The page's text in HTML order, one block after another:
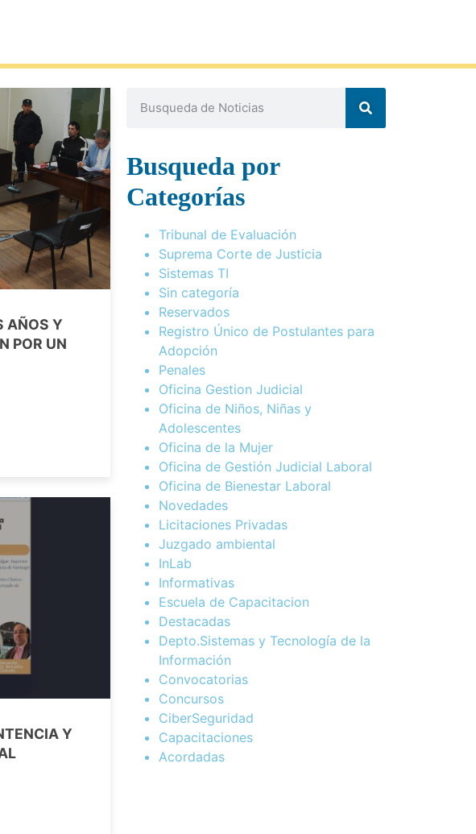
AÑOS Y
POR UN
Y
Busqueda por
Categorías
Tribunal de Evaluación
Suprema Corte de Justicia
Sistemas TI
Sin categoría
Reservados
Registro Único de Postulantes para
Adopción
Penales
Oficina Gestion Judicial
Oficina de Niños, Niñas y
Adolescentes
Oficina de la Mujer
Oficina de Gestión Judicial Laboral
Oficina de Bienestar Laboral
Novedades
Licitaciones Privadas
Juzgado ambiental
InLab
Informativas
Escuela de Capacitacion
Destacadas
Depto.Sistemas y Tecnología de la
Información
Convocatorias
Concursos
CiberSeguridad
Capacitaciones
Acordadas